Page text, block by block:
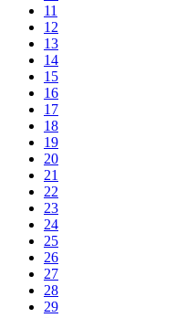
11
12
13
14
15
16
17
18
19
20
21
22
23
24
25
26
27
28
29